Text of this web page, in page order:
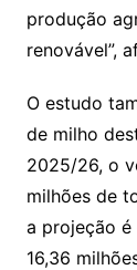
produção
renovável”,
O estudo
de milho
2025/26, o
milhões de
a projeção é
16,36